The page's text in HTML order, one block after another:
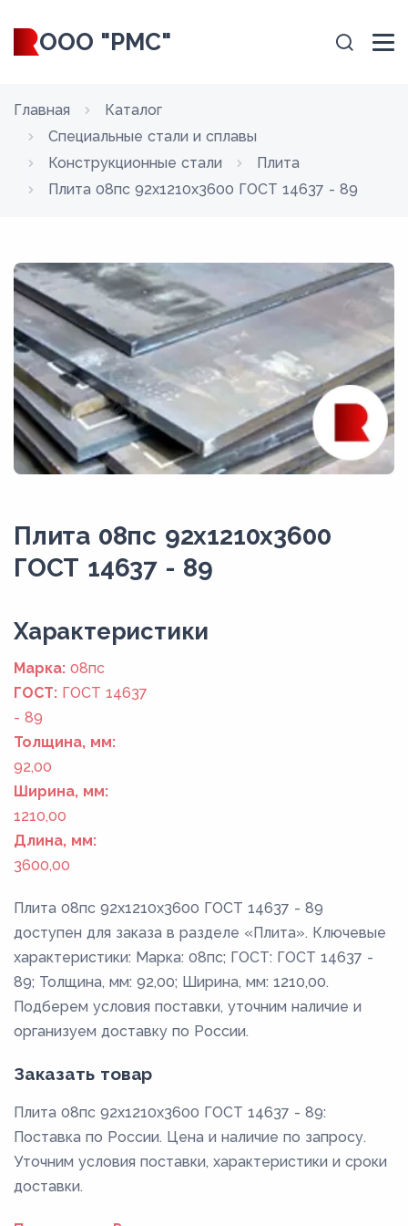
ООО "РМС"
Главная
Каталог
Специальные стали и сплавы
Конструкционные стали
Плита
Плита 08пс 92x1210x3600 ГОСТ 14637 - 89
Плита 08пс 92x1210x3600
ГОСТ 14637 - 89
Xарактеристики
Марка: 08пс
ГОСТ: ГОСТ 14637
- 89
Толщина, мм:
92,00
Ширина, мм:
1210,00
Длина, мм:
3600,00
Плита 08пс 92x1210x3600 ГОСТ 14637 - 89
доступен для заказа в разделе «Плита». Ключевые
характеристики: Марка: 08пс; ГОСТ: ГОСТ 14637 -
89; Толщина, мм: 92,00; Ширина, мм: 1210,00.
Подберем условия поставки, уточним наличие и
организуем доставку по России.
Заказать товар
Плита 08пс 92x1210x3600 ГОСТ 14637 - 89:
Поставка по России. Цена и наличие по запросу.
Уточним условия поставки, характеристики и сроки
доставки.